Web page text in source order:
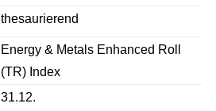
thesaurierend
Energy & Metals Enhanced Roll
(TR) Index
31.12.